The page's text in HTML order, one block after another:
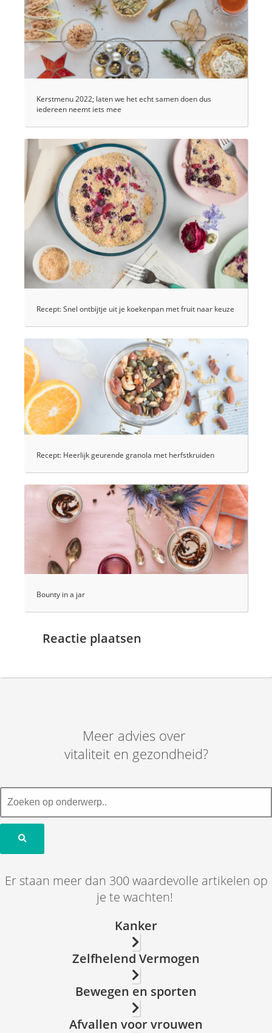
Kerstmenu 2022; laten we het echt samen doen dus
iedereen neemt iets mee
Recept: Snel ontbijtje uit je koekenpan met fruit naar keuze
Recept: Heerlijk geurende granola met herfstkruiden
Bounty in a jar
Reactie plaatsen
Meer advies over
vitaliteit en gezondheid?
Er staan meer dan 300 waardevolle artikelen op
je te wachten!
Kanker
Zelfhelend Vermogen
Bewegen en sporten
Afvallen voor vrouwen